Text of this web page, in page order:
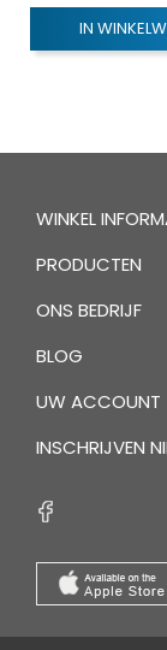
IN
WINKEL
PRODUCTEN
ONS BEDRIJF
BLOG
UW ACCOUNT
INSCHRIJVEN